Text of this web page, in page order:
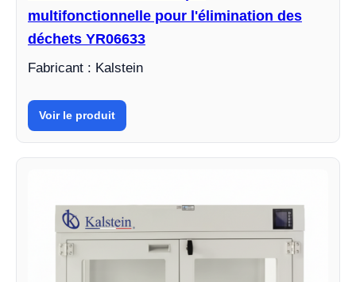
multifonctionnelle pour l'élimination des
déchets YR06633
Fabricant : Kalstein
Voir le produit